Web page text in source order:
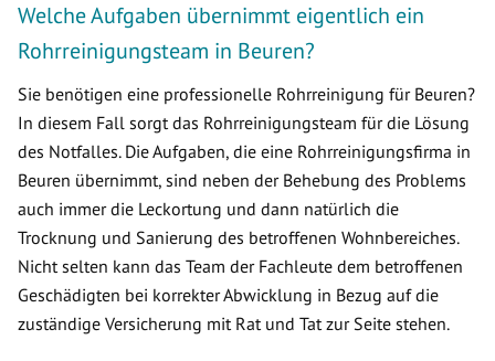
Welche Aufgaben übernimmt eigentlich ein
Rohrreinigungsteam in Beuren?
Sie benötigen eine professionelle Rohrreinigung für Beuren?
In diesem Fall sorgt das Rohrreinigungsteam für die Lösung
des Notfalles. Die Aufgaben, die eine Rohrreinigungsfirma in
Beuren übernimmt, sind neben der Behebung des Problems
auch immer die Leckortung und dann natürlich die
Trocknung und Sanierung des betroffenen Wohnbereiches.
Nicht selten kann das Team der Fachleute dem betroffenen
Geschädigten bei korrekter Abwicklung in Bezug auf die
zuständige Versicherung mit Rat und Tat zur Seite stehen.